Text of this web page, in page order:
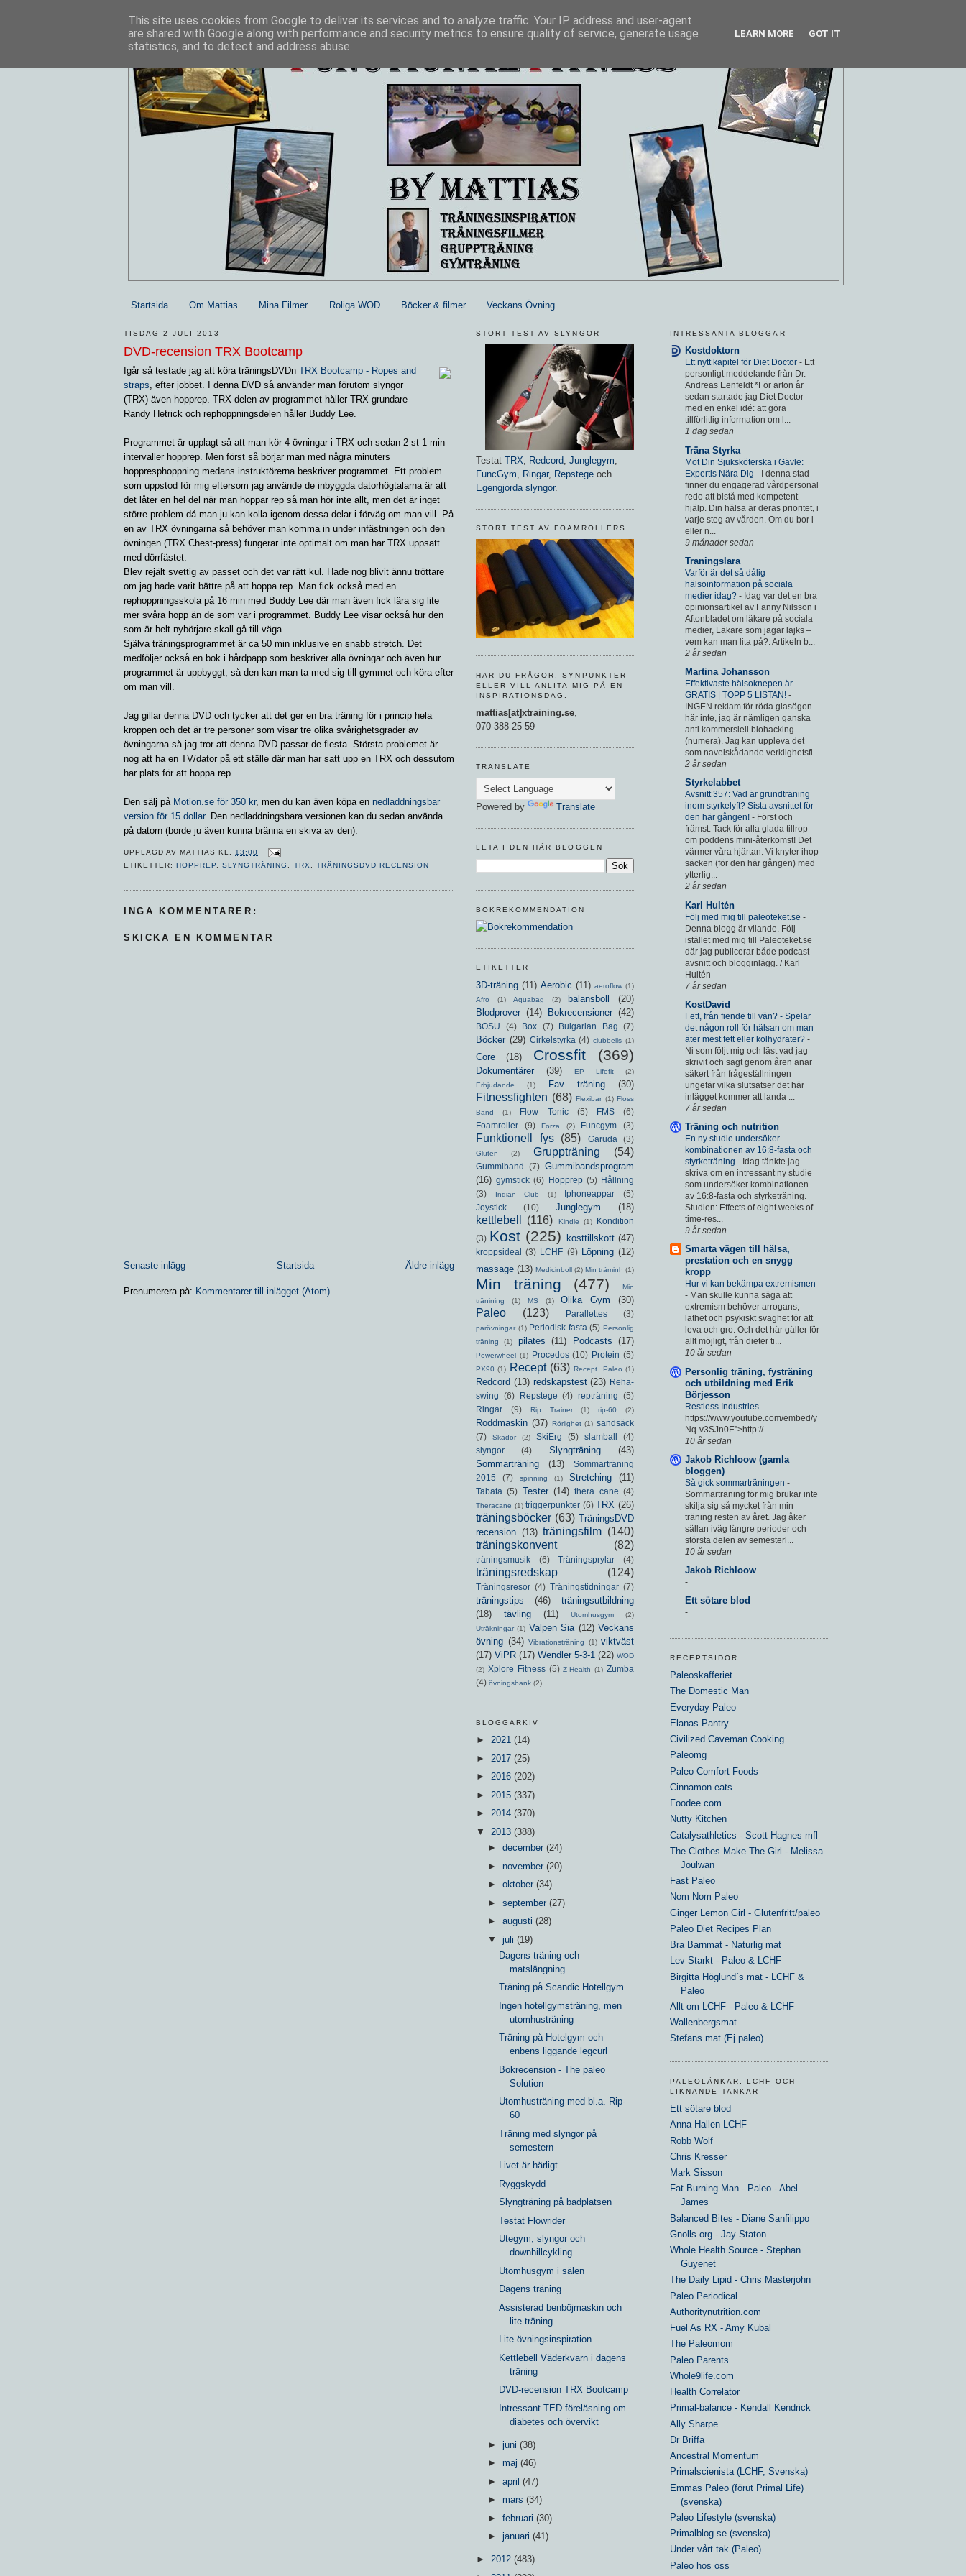
Startsida Om Mattias Mina Filmer Roliga WOD Böcker & filmer Veckans Övning
TISDAG 2 JULI 2013
DVD-recension TRX Bootcamp
Igår så testade jag att köra träningsDVDn TRX Bootcamp - Ropes and
straps, efter jobbet. I denna DVD så använder man förutom slyngor
(TRX) även hopprep. TRX delen av programmet håller TRX grundare
Randy Hetrick och rephoppningsdelen håller Buddy Lee.
Programmet är upplagt så att man kör 4 övningar i TRX och sedan 2 st 1 min
intervaller hopprep. Men först så börjar man med några minuters
hoppresphoppning medans instruktörerna beskriver programmet. Ett problem
som uppstod för mig eftersom jag använde de inbyggda datorhögtalarna är att
det låter en hel del när man hoppar rep så man hör inte allt, men det är inget
större problem då man ju kan kolla igenom dessa delar i förväg om man vill. På
en av TRX övningarna så behöver man komma in under infästningen och den
övningen (TRX Chest-press) fungerar inte optimalt om man har TRX uppsatt
med dörrfästet.
Blev rejält svettig av passet och det var rätt kul. Hade nog blivit ännu tröttare
om jag hade varit bättre på att hoppa rep. Man fick också med en
rephoppningsskola på 16 min med Buddy Lee där man även fick lära sig lite
mer svåra hopp än de som var i programmet. Buddy Lee visar också hur den
som är helt nybörjare skall gå till väga.
Själva träningsprogrammet är ca 50 min inklusive en snabb stretch. Det
medföljer också en bok i hårdpapp som beskriver alla övningar och även hur
programmet är uppbyggt, så den kan man ta med sig till gymmet och köra efter
om man vill.
Jag gillar denna DVD och tycker att det ger en bra träning för i princip hela
kroppen och det är tre personer som visar tre olika svårighetsgrader av
övningarna så jag tror att denna DVD passar de flesta. Största problemet är
nog att ha en TV/dator på ett ställe där man har satt upp en TRX och dessutom
har plats för att hoppa rep.
Den sälj på Motion.se för 350 kr, men du kan även köpa en nedladdningsbar
version för 15 dollar. Den nedladdningsbara versionen kan du sedan använda
på datorn (borde ju även kunna bränna en skiva av den).
UPPLAGD AVMATTIAS KL. 13:00
ETIKETTER:HOPPREP ,SLYNGTRÄNING TRX TRÄNINGSDVD RECENSION
INGA KOMMENTARER:
SKICKA EN KOMMENTAR
Senaste inlägg Äldre inlägg
Startsida
Prenumerera på: Kommentarer till inlägget (Atom)
INTRESSANTA BLOGGAR
Kostdoktorn
Ett nytt kapitel för Diet Doctor - Ett
personligt meddelande från Dr.
Andreas Eenfeldt *För arton år
sedan startade jag Diet Doctor
med en enkel idé: att göra
tillförlitlig information om l...
1 dag sedan
Träna Styrka
Möt Din Sjuksköterska i Gävle:
Expertis Nära Dig - I denna stad
finner du engagerad vårdpersonal
redo att bistå med kompetent
hjälp. Din hälsa är deras prioritet, i
varje steg av vården. Om du bor i
eller n...
9 månader sedan
Traningslara
Varför är det så dålig
hälsoinformation på sociala
medier idag? - Idag var det en bra
opinionsartikel av Fanny Nilsson i
Aftonbladet om läkare på sociala
medier, Läkare som jagar lajks –
vem kan man lita på?. Artikeln b...
2 år sedan
Martina Johansson
Effektivaste hälsoknepen är
GRATIS | TOPP 5 LISTAN! -
INGEN reklam för röda glasögon
här inte, jag är nämligen ganska
anti kommersiell biohacking
(numera). Jag kan uppleva det
som navelskådande verklighetsfl...
2 år sedan
Styrkelabbet
Avsnitt 357: Vad är grundträning
inom styrkelyft? Sista avsnittet för
den här gången! - Först och
främst: Tack för alla glada tillrop
om poddens mini-återkomst! Det
värmer våra hjärtan. Vi knyter ihop
säcken (för den här gången) med
ytterlig...
2 år sedan
Karl Hultén
Följ med mig till paleoteket.se -
Denna blogg är vilande. Följ
istället med mig till Paleoteket.se
där jag publicerar både podcast-
avsnitt och blogginlägg. / Karl
Hultén
7 år sedan
KostDavid
Fett, från fiende till vän? - Spelar
det någon roll för hälsan om man
äter mest fett eller kolhydrater? -
Ni som följt mig och läst vad jag
skrivit och sagt genom åren anar
säkert från frågeställningen
ungefär vilka slutsatser det här
inlägget kommer att landa ...
7 år sedan
Träning och nutrition
En ny studie undersöker
kombinationen av 16:8-fasta och
styrketräning - Idag tänkte jag
skriva om en intressant ny studie
som undersöker kombinationen
av 16:8-fasta och styrketräning.
Studien: Effects of eight weeks of
time-res...
9 år sedan
Smarta vägen till hälsa,
prestation och en snygg
kropp
Hur vi kan bekämpa extremismen
- Man skulle kunna säga att
extremism behöver arrogans,
lathet och psykiskt svaghet för att
leva och gro. Och det här gäller för
allt möjligt, från dieter ti...
10 år sedan
Personlig träning, fysträning
och utbildning med Erik
Börjesson
Restless Industries -
https://www.youtube.com/embed/y
Nq-v3SJn0E”>http://
10 år sedan
Jakob Richloow (gamla
bloggen)
Så gick sommarträningen -
Sommarträning för mig brukar inte
skilja sig så mycket från min
träning resten av året. Jag åker
sällan iväg längre perioder och
största delen av semesterl...
10 år sedan
Jakob Richloow
-
Ett sötare blod
-
RECEPTSIDOR
Paleoskafferiet
The Domestic Man
Everyday Paleo
Elanas Pantry
Civilized Caveman Cooking
Paleomg
Paleo Comfort Foods
Cinnamon eats
Foodee.com
Nutty Kitchen
Catalysathletics - Scott Hagnes mfl
The Clothes Make The Girl - Melissa
Joulwan
Fast Paleo
Nom Nom Paleo
Ginger Lemon Girl - Glutenfritt/paleo
Paleo Diet Recipes Plan
Bra Barnmat - Naturlig mat
Lev Starkt - Paleo & LCHF
Birgitta Höglund´s mat - LCHF &
Paleo
Allt om LCHF - Paleo & LCHF
Wallenbergsmat
Stefans mat (Ej paleo)
PALEOLÄNKAR, LCHF OCH
LIKNANDE TANKAR
Ett sötare blod
Anna Hallen LCHF
Robb Wolf
Chris Kresser
Mark Sisson
Fat Burning Man - Paleo - Abel
James
Balanced Bites - Diane Sanfilippo
Gnolls.org - Jay Staton
Whole Health Source - Stephan
Guyenet
The Daily Lipid - Chris Masterjohn
Paleo Periodical
Authoritynutrition.com
Fuel As RX - Amy Kubal
The Paleomom
Paleo Parents
Whole9life.com
Health Correlator
Primal-balance - Kendall Kendrick
Ally Sharpe
Dr Briffa
Ancestral Momentum
Primalscienista (LCHF, Svenska)
Emmas Paleo (förut Primal Life)
(svenska)
Paleo Lifestyle (svenska)
Primalblog.se (svenska)
Under vårt tak (Paleo)
Paleo hos oss
STORT TEST AV SLYNGOR
Testat TRX, Redcord, Junglegym,
FuncGym, Ringar, Repstege och
Egengjorda slyngor.
STORT TEST AV FOAMROLLERS
HAR DU FRÅGOR, SYNPUNKTER
ELLER VILL ANLITA MIG PÅ EN
INSPIRATIONSDAG.
mattias[at]xtraining.se,
070-388 25 59
TRANSLATE
Powered by Translate
LETA I DEN HÄR BLOGGEN
BOKREKOMMENDATION
ETIKETTER
3D-träning (11) Aerobic (11) aeroflow (1)
Afro
(1) Aquabag (2) balansboll
(20)
Blodprover (14) Bokrecensioner (42)
BOSU (4) Box (7) Bulgarian Bag (7)
Böcker (29) Cirkelstyrka (4) clubbells (1)
Core (18) Crossfit (369)
Dokumentärer (39) EP Lifefit
(2)
Erbjudande
(1) Fav träning (30)
Fitnessfighten (68) Flexibar (1) Floss
Band
(1) Flow Tonic (5) FMS
(6)
Foamroller
(9) Forza (2) Funcgym (3)
Funktionell fys (85) Garuda (3)
Gluten (2) Gruppträning (54)
Gummiband (7) Gummibandsprogram
(16) gymstick (6) Hopprep (5) Hållning
(3)
Indian Club (1) Iphoneappar
(5)
Joystick
(10) Junglegym (18)
kettlebell (116) Kindle (1)
Kondition
(3) Kost (225) kosttillskott (47)
kroppsideal (3) LCHF (9) Löpning (12)
massage (13) Medicinboll (2) Min träminh (1)
Min träning (477)
Min
tränining
(1) MS (1) Olika Gym (30)
Paleo (123) Parallettes (3)
parövningar (1) Periodisk fasta (5) Personlig
träning
(1) pilates (11) Podcasts (17)
Powerwheel (1) Procedos (10) Protein (5)
PX90 (1) Recept (63) Recept. Paleo (1)
Redcord (13) redskapstest (23) Reha-
swing
(6) Repstege (4) repträning
(5)
Ringar
(9) Rip Trainer (1) rip-60 (2)
Roddmaskin (37) Rörlighet (1) sandsäck
(7)
Skador (2) SkiErg (5) slamball
(4)
slyngor
(4) Slyngträning
(43)
Sommarträning
(13)
Sommarträning
2015
(7) spinning (1) Stretching (11)
Tabata (5) Tester (14) thera cane (4)
Theracane (1) triggerpunkter (6) TRX (26)
träningsböcker (63) TräningsDVD
recension (13) träningsfilm (140)
träningskonvent
(82)
träningsmusik (6) Träningsprylar (4)
träningsredskap (124)
Träningsresor (4) Träningstidningar (7)
träningstips (46)
träningsutbildning
(18)
tävling (11) Utomhusgym
(2)
Uträkningar (1) Valpen Sia (12) Veckans
övning (34) Vibrationsträning (1) viktväst
(17) ViPR (17) Wendler 5-3-1 (22) WOD
(2) Xplore Fitness (5) Z-Health (1) Zumba
(4) övningsbank (2)
BLOGGARKIV
► 2021 (14)
► 2017 (25)
► 2016 (202)
► 2015 (337)
► 2014 (370)
▼ 2013 (388)
► december (24)
► november (20)
► oktober (34)
► september (27)
► augusti (28)
▼ juli (19)
Dagens träning och
matslängning
Träning på Scandic Hotellgym
Ingen hotellgymsträning, men
utomhusträning
Träning på Hotelgym och
enbens liggande legcurl
Bokrecension - The paleo
Solution
Utomhusträning med bl.a. Rip-
60
Träning med slyngor på
semestern
Livet är härligt
Ryggskydd
Slyngträning på badplatsen
Testat Flowrider
Utegym, slyngor och
downhillcykling
Utomhusgym i sälen
Dagens träning
Assisterad benböjmaskin och
lite träning
Lite övningsinspiration
Kettlebell Väderkvarn i dagens
träning
DVD-recension TRX Bootcamp
Intressant TED föreläsning om
diabetes och övervikt
► juni (38)
► maj (46)
► april (47)
► mars (34)
► februari (30)
► januari (41)
► 2012 (483)
This site uses cookies from Google to deliver its services and to analyze traffic. Your IP address and user-agent
are shared with Google along with performance and security metrics to ensure quality of service, generate usage
statistics, and to detect and address abuse.
LEARN MORE GOT IT